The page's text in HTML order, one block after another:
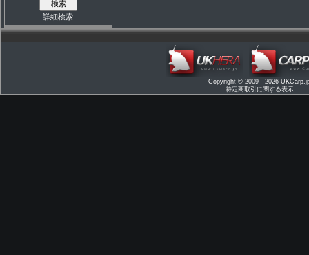
詳細検索
Copyright © 2009 - 2026
特定商取引に関する表示